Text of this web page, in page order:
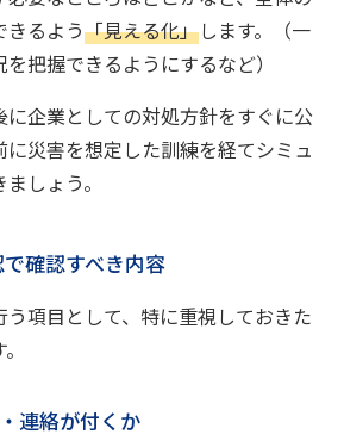
きるよう「見える化」します。（一
把握できるようにするなど）
企業としての対処方針をすぐに公
災害を想定した訓練を経てシミュ
しょう。
確認すべき内容
項目として、特に重視しておきた
連絡が付くか